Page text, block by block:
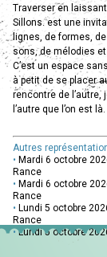
Traverser en
Sillons. est une
lignes, de formes,
sons, de mélodies
C’est un espace
à petit de se placer
rencontre de l’autre,
l’autre que l’on est là.
Autres
• Mardi 6 octobre
Rance
• Mardi 6 octobre
Rance
• Lundi 5 octobre
Rance
•Lundi 5 octobre